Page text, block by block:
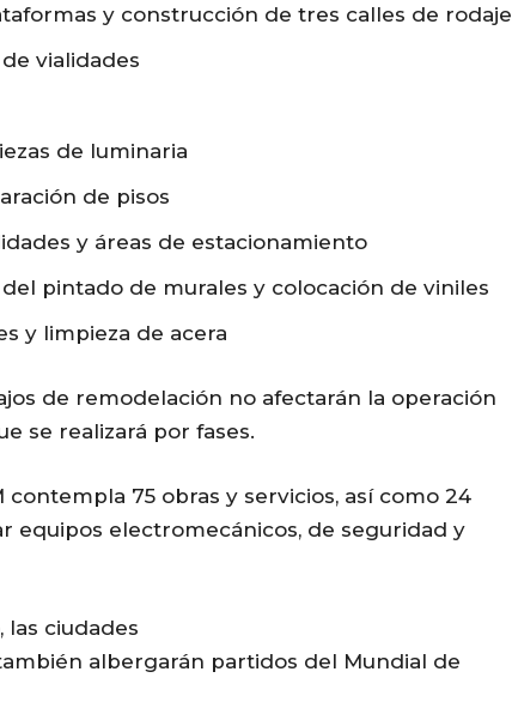
y construcción de tres calles de rodaje
vialidades
de luminaria
de pisos
y áreas de estacionamiento
pintado de murales y colocación de viniles
y limpieza de acera
de remodelación no afectarán la operación
se realizará por fases.
75 obras y servicios, así como 24
equipos electromecánicos, de seguridad y
las ciudades
albergarán partidos del Mundial de